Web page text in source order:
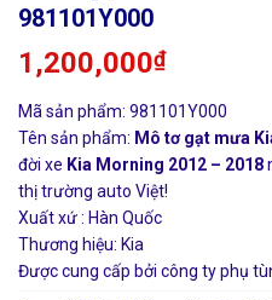
981101Y000
1,200,000₫
Mã sản phẩm: 981101Y000
Tên sản phẩm: Mô tơ gạt mưa
đời xe Kia Morning 2012 – 2018
thị trường auto Việt!
Xuất xứ : Hàn Quốc
Thương hiệu: Kia
Được cung cấp bởi công ty phụ